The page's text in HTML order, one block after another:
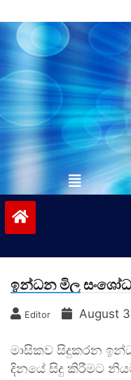
to
content
ඉන්ධන මිල
Editor August
මාසිකව සිදුකරන
දිනයේ සිදු කිරීමට